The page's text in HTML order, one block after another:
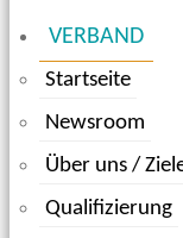
VERBAND
Startseite
Newsroom
Über uns /
Qualifizierung